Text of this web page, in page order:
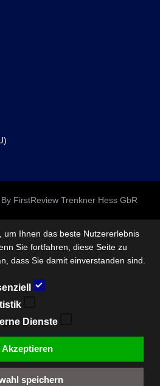
FirstReview Trenkner Hess GbR
um Ihnen das beste Nutzererlebnis
Sie fortfahren, diese Seite zu
dass Sie damit einverstanden sind.
Dienste
speichern